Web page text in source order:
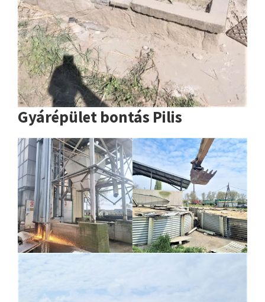
Gyárépület bontás Pilis